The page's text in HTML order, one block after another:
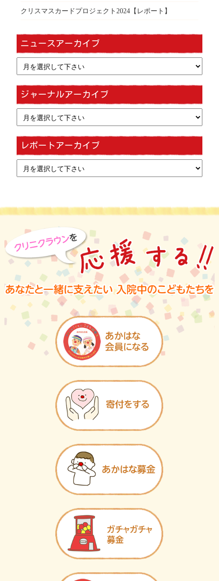
クリスマスカードプロジェクト2024【レポート】
ニュースアーカイブ
ジャーナルアーカイブ
レポートアーカイブ